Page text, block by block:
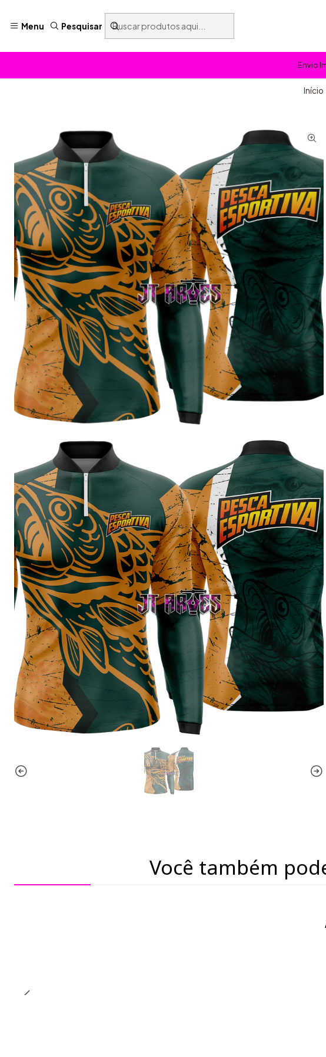
Menu Pesquisar
Envio
Início
Você também